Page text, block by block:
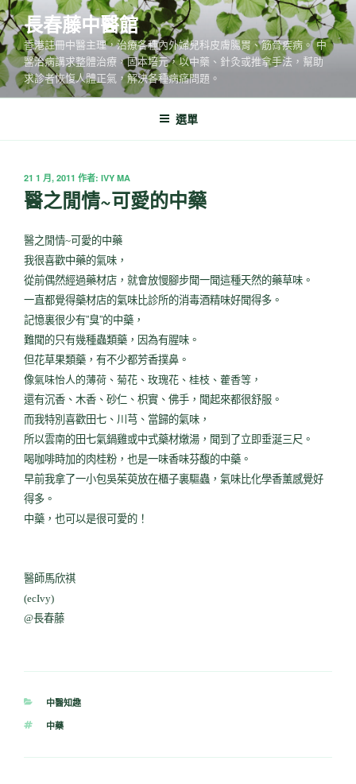
跳
至
主
要
內
長春藤中醫館
香港註冊中醫主理，治療各種內外婦兒科皮膚腸胃、筋骨疾病。 中
醫治病講求整體治療，固本培元，以中藥、針灸或推拿手法，幫助
求診者恢愎人體正氣，解決各種病痛問題。
選單
發
佈
於
21 1 月, 2011 作者: IVY MA
醫之閒情~可愛的中藥
醫之閒情~可愛的中藥
我很喜歡中藥的氣味，
從前偶然經過藥材店，就會放慢腳步聞一聞這種天然的藥草味。
一直都覺得藥材店的氣味比診所的消毒酒精味好聞得多。
記憶裏很少有”臭”的中藥，
難聞的只有幾種蟲類藥，因為有腥味。
但花草果類藥，有不少都芳香撲鼻。
像氣味怡人的薄荷、菊花、玫瑰花、桂枝、藿香等，
還有沉香、木香、砂仁、枳實、佛手，聞起來都很舒服。
而我特別喜歡田七、川芎、當歸的氣味，
所以雲南的田七氣鍋雞或中式藥材燉湯，聞到了立即垂涎三尺。
喝咖啡時加的肉桂粉，也是一味香味芬馥的中藥。
早前我拿了一小包吳茱萸放在櫃子裏驅蟲，氣味比化學香薰感覺好
得多。
中藥，也可以是很可愛的！
醫師馬欣祺
(ecIvy)
@長春藤
分
中醫知趣
標
中藥